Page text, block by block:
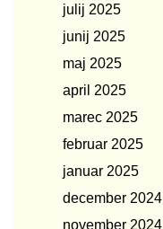
julij 2025
junij 2025
maj 2025
april 2025
marec 2025
februar 2025
januar 2025
december 2024
november 2024